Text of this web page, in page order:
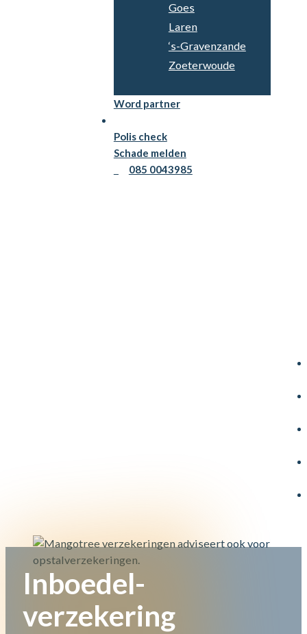
Goes
Laren
‘s-Gravenzande
Zoeterwoude
Word partner
Polis check
Schade melden
085 0043985
Inboedel­
verzekering